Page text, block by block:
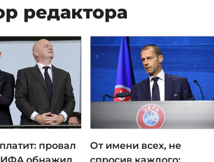
редактора
провал
От имени всех, не